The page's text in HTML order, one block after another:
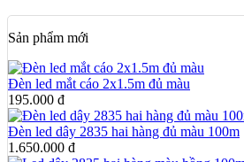
Sản phẩm mới
Đèn led mắt cáo 2x1.5m đủ màu
195.000 đ
Đèn led dây 2835 hai hàng đủ màu 100m
1.650.000 đ